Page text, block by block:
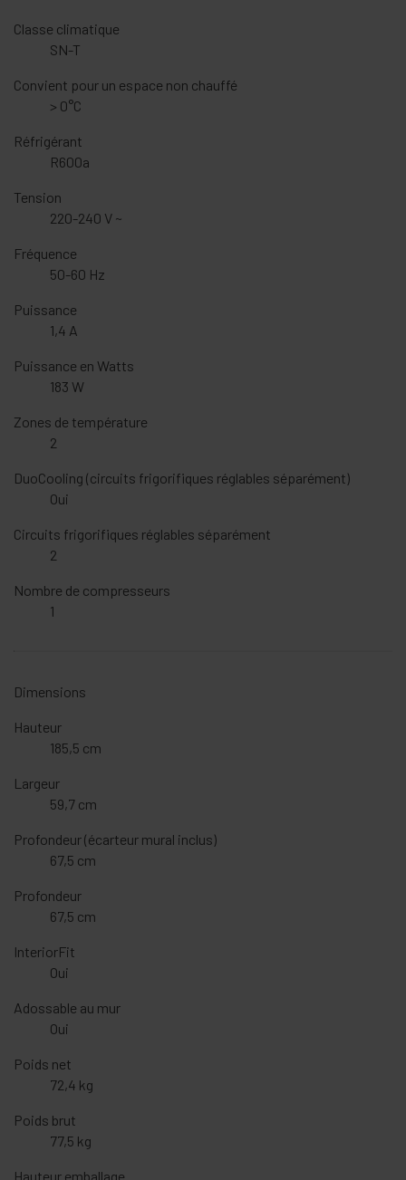
Classe climatique
SN-T
Convient pour un espace non chauffé
> 0°C
Réfrigérant
R600a
Tension
220-240 V ~
Fréquence
50-60 Hz
Puissance
1,4 A
Puissance en Watts
183 W
Zones de température
2
DuoCooling (circuits frigorifiques réglables séparément)
Oui
Circuits frigorifiques réglables séparément
2
Nombre de compresseurs
1
Dimensions
Hauteur
185,5 cm
Largeur
59,7 cm
Profondeur (écarteur mural inclus)
67,5 cm
Profondeur
67,5 cm
InteriorFit
Oui
Adossable au mur
Oui
Poids net
72,4 kg
Poids brut
77,5 kg
Hauteur emballage